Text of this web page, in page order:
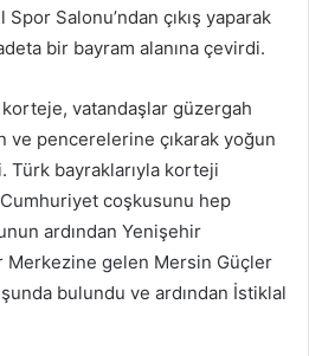
Salonu’ndan çıkış yaparak
bir bayram alanına çevirdi.
vatandaşlar güzergah
ve pencerelerine çıkarak yoğun
Türk bayraklarıyla korteji
coşkusunu hep
ardından Yenişehir
Merkezine gelen Mersin Güçler
bulundu ve ardından İstiklal